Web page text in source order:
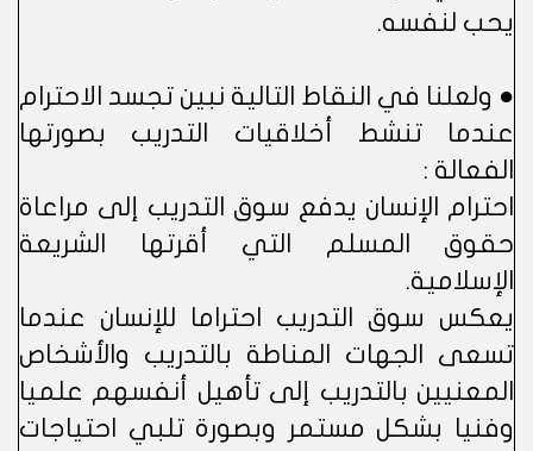
يحب لنفسه.
● ولعلنا في النقاط التالية نبين تجسد الاحترام
عندما تنشط أخلاقيات التدريب بصورتها
الفعالة :
احترام الإنسان يدفع سوق التدريب إلى مراعاة
حقوق المسلم التي أقرتها الشريعة
الإسلامية.
يعكس سوق التدريب احتراما للإنسان عندما
تسعى الجهات المناطة بالتدريب والأشخاص
المعنيين بالتدريب إلى تأهيل أنفسهم علميا
وفنيا بشكل مستمر وبصورة تلبي احتياجات